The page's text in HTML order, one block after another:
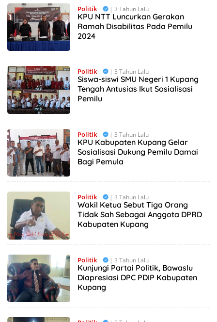
Politik | 3 Tahun Lalu
KPU NTT Luncurkan Gerakan
Ramah Disabilitas Pada Pemilu
2024
Politik | 3 Tahun Lalu
Siswa-siswi SMU Negeri 1 Kupang
Tengah Antusias Ikut Sosialisasi
Pemilu
Politik | 3 Tahun Lalu
KPU Kabupaten Kupang Gelar
Sosialisasi Dukung Pemilu Damai
Bagi Pemula
Politik | 3 Tahun Lalu
Wakil Ketua Sebut Tiga Orang
Tidak Sah Sebagai Anggota DPRD
Kabupaten Kupang
Politik | 3 Tahun Lalu
Kunjungi Partai Politik, Bawaslu
Diapresiasi DPC PDIP Kabupaten
Kupang